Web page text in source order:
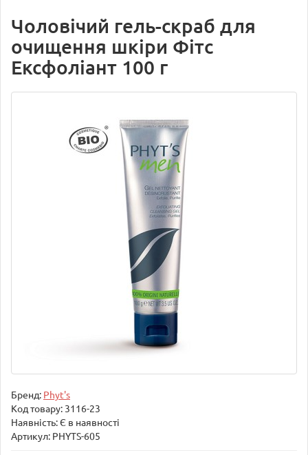
Чоловічий гель-скраб для
очищення шкіри Фітс
Ексфоліант 100 г
Бренд: Phyt's
Код товару: 3116-23
Наявність: Є в наявності
Артикул: PHYTS-605